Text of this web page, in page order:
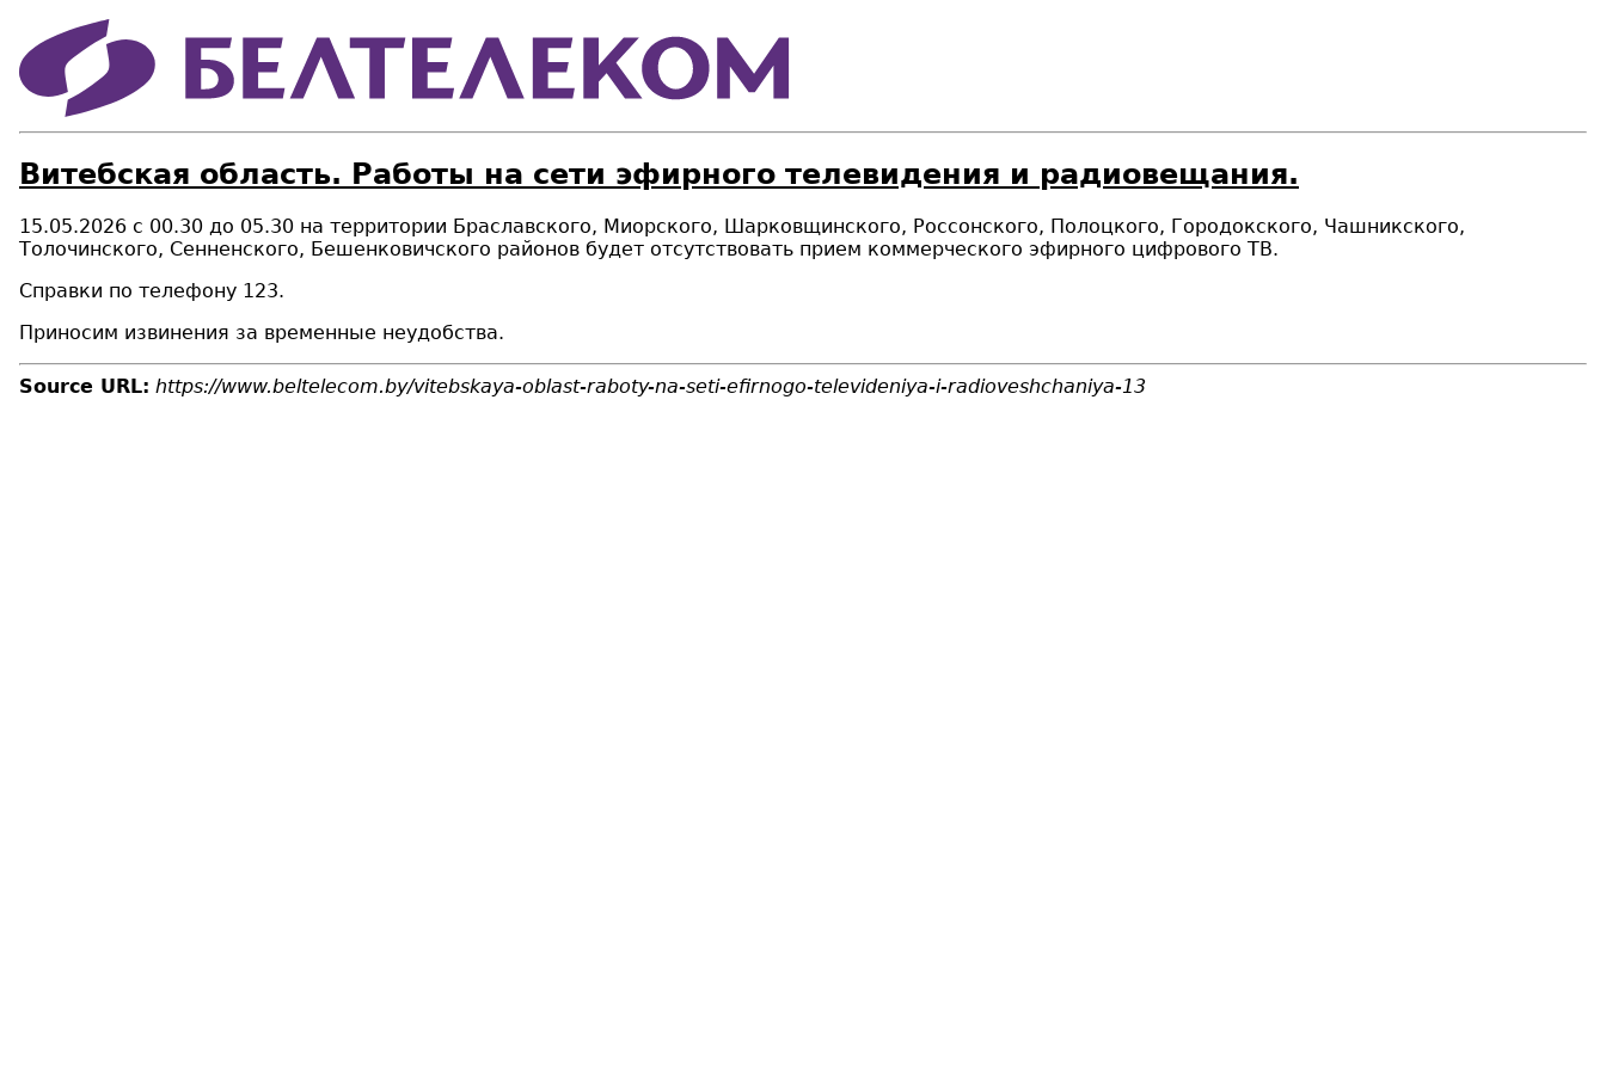
Витебская область. Работы на сети эфирного телевидения и радиовещания.
15.05.2026 с 00.30 до 05.30 на территории Браславского, Миорского, Шарковщинского, Россонского, Полоцкого, Городокского, Чашникского,
Толочинского, Сенненского, Бешенковичского районов будет отсутствовать прием коммерческого эфирного цифрового ТВ.
Справки по телефону 123.
Приносим извинения за временные неудобства.
Source URL: https://www.beltelecom.by/vitebskaya-oblast-raboty-na-seti-efirnogo-televideniya-i-radioveshchaniya-13